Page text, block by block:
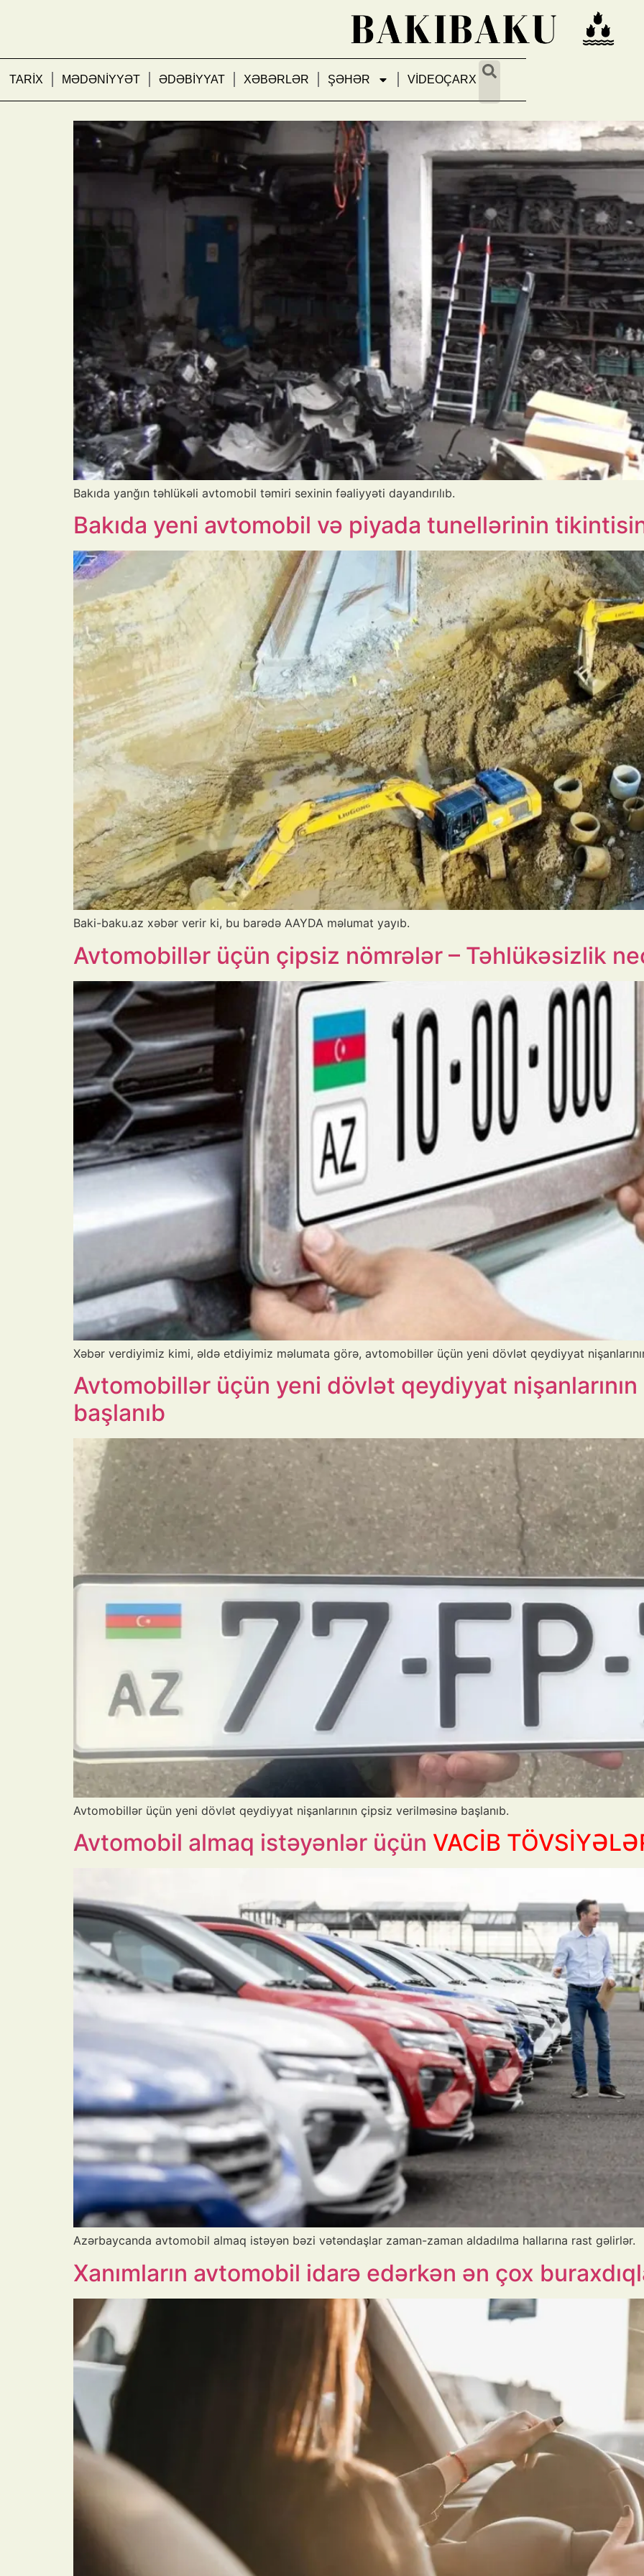
TARİX MƏDƏNİYYƏT ƏDƏBİYYAT XƏBƏRLƏR ŞƏHƏR VİDEOÇARX
Bakıda yanğın təhlükəli avtomobil təmiri sexinin
Bakıda yanğın təhlükəli avtomobil təmiri sexinin fəaliyyəti dayandırılıb.
Bakıda yeni avtomobil və piyada tunellərinin
Baki-baku.az xəbər verir ki, bu barədə AAYDA məlumat yayıb.
Avtomobillər üçün çipsiz nömrələr – Təhlükəsizlik
Xəbər verdiyimiz kimi, əldə etdiyimiz məlumata görə, avtomobillər üçün yeni dövlət qeydiyyat
Avtomobillər üçün yeni dövlət qeydiyyat
başlanıb
Avtomobillər üçün yeni dövlət qeydiyyat nişanlarının çipsiz verilməsinə başlanıb.
Avtomobil almaq istəyənlər üçün VACİB
Azərbaycanda avtomobil almaq istəyən bəzi vətəndaşlar zaman-zaman aldadılma hallarına rast gəlirlər.
Xanımların avtomobil idarə edərkən ən çox